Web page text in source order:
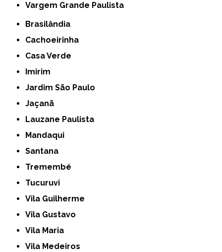
Vargem Grande Paulista
Brasilândia
Cachoeirinha
Casa Verde
Imirim
Jardim São Paulo
Jaçanã
Lauzane Paulista
Mandaqui
Santana
Tremembé
Tucuruvi
Vila Guilherme
Vila Gustavo
Vila Maria
Vila Medeiros